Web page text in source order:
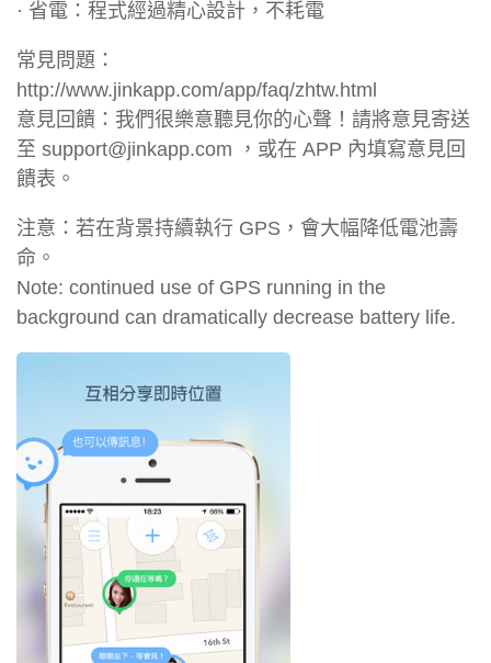
· 省電：程式經過精心設計，不耗電
常見問題：
http://www.jinkapp.com/app/faq/zhtw.html
意見回饋：我們很樂意聽見你的心聲！請將意見寄送
至 support@jinkapp.com ，或在 APP 內填寫意見回
饋表。
注意：若在背景持續執行 GPS，會大幅降低電池壽
命。
Note: continued use of GPS running in the
background can dramatically decrease battery life.